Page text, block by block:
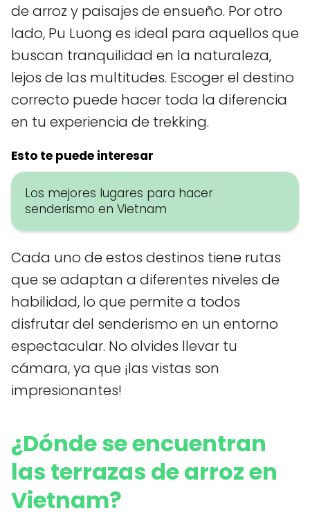
de arroz y paisajes de ensueño. Por otro
lado, Pu Luong es ideal para aquellos que
buscan tranquilidad en la naturaleza,
lejos de las multitudes. Escoger el destino
correcto puede hacer toda la diferencia
en tu experiencia de trekking.
Esto te puede interesar
Los mejores lugares para hacer
senderismo en Vietnam
Cada uno de estos destinos tiene rutas
que se adaptan a diferentes niveles de
habilidad, lo que permite a todos
disfrutar del senderismo en un entorno
espectacular. No olvides llevar tu
cámara, ya que ¡las vistas son
impresionantes!
¿Dónde se encuentran
las terrazas de arroz en
Vietnam?